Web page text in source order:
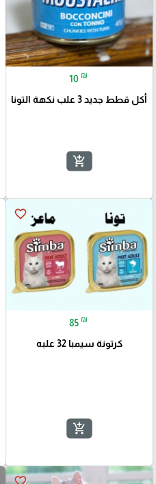
10 ₪
أكل قطط جديد 3 علب نكهة التونا
add_shopping_cart
favorite_border
85 ₪
كرتونة سيمبا 32 علبه
add_shopping_cart